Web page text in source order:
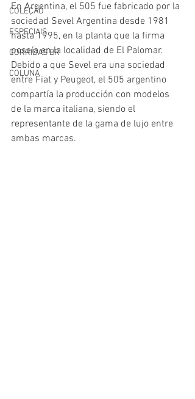
COLEÇÃO
ESPECIAIS
CORRIDAS BR
COLUNA
En Argentina, el 505 fue fabricado por la
sociedad Sevel Argentina desde 1981
hasta 1995, en la planta que la firma
poseía en la localidad de El Palomar.
Debido a que Sevel era una sociedad
entre Fiat y Peugeot, el 505 argentino
compartía la producción con modelos
de la marca italiana, siendo el
representante de la gama de lujo entre
ambas marcas.